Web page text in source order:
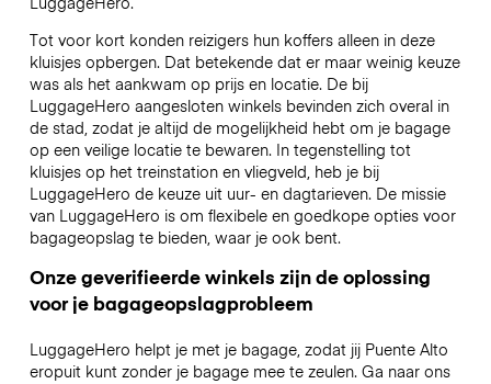
Tot voor kort konden reizigers hun koffers alleen in deze
kluisjes opbergen. Dat betekende dat er maar weinig keuze
was als het aankwam op prijs en locatie. De bij
LuggageHero aangesloten winkels bevinden zich overal in
de stad, zodat je altijd de mogelijkheid hebt om je bagage
op een veilige locatie te bewaren. In tegenstelling tot
kluisjes op het treinstation en vliegveld, heb je bij
LuggageHero de keuze uit uur- en dagtarieven. De missie
van LuggageHero is om flexibele en goedkope opties voor
bagageopslag te bieden, waar je ook bent.
Onze geverifieerde winkels zijn de oplossing
voor je bagageopslagprobleem
LuggageHero helpt je met je bagage, zodat jij Puente Alto
eropuit kunt zonder je bagage mee te zeulen. Ga naar ons